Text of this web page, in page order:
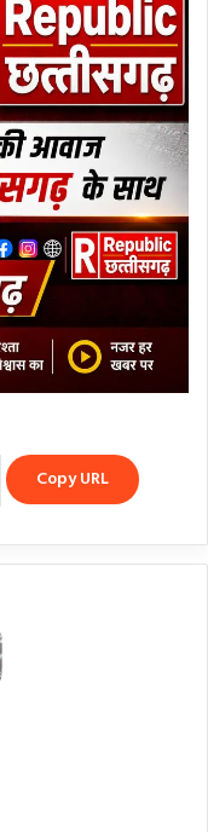
Copy URL